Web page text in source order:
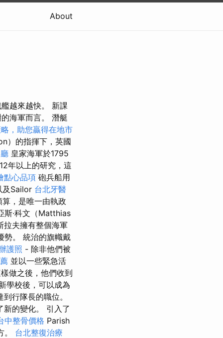
About
越來越快。 新課
海軍而言。 潛艇
，助您贏得在地市
）的指揮下，英國
皇家海軍於1795
年以上的研究，這
點心品項 砲兵船用
及Sailor 台北牙醫
，是唯一由執政
斯·科文（Matthias
拉夫擁有整個海軍
勢。 統治的旗幟戴
護照 - 除非他們被
並以一些緊急活
做之後，他們收到
學校後，可以成為
行隊長的職位。
新的變化。 引入了
中整骨價格 Parish
。 台北整復治療